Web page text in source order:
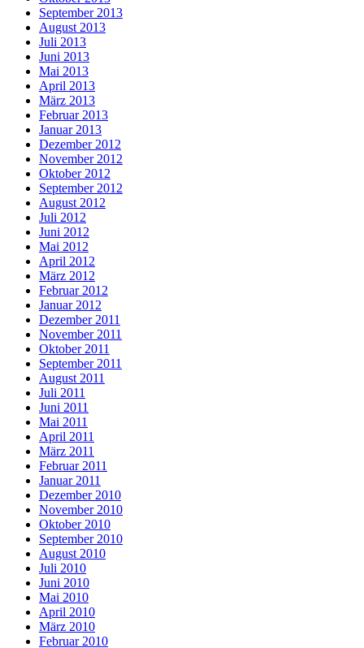
September 2013
August 2013
Juli 2013
Juni 2013
Mai 2013
April 2013
März 2013
Februar 2013
Januar 2013
Dezember 2012
November 2012
Oktober 2012
September 2012
August 2012
Juli 2012
Juni 2012
Mai 2012
April 2012
März 2012
Februar 2012
Januar 2012
Dezember 2011
November 2011
Oktober 2011
September 2011
August 2011
Juli 2011
Juni 2011
Mai 2011
April 2011
März 2011
Februar 2011
Januar 2011
Dezember 2010
November 2010
Oktober 2010
September 2010
August 2010
Juli 2010
Juni 2010
Mai 2010
April 2010
März 2010
Februar 2010